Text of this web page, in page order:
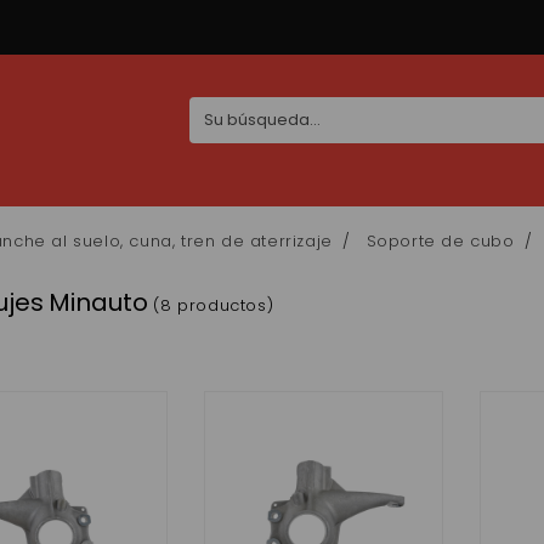
al suelo, cuna, tren de aterrizaje Soporte de cubo
Minauto (8 productos)